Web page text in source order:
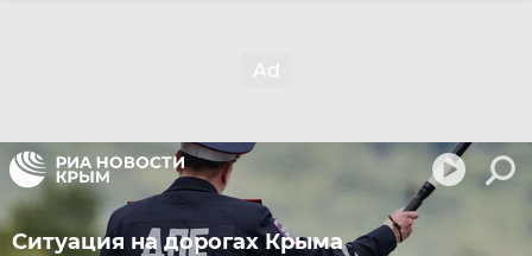
Ситуация на дорогах Крыма